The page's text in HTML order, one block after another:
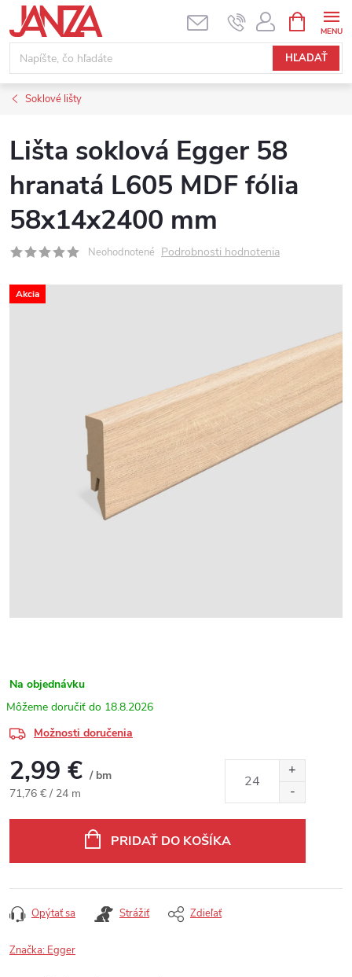
Prejsť na obsah
HĽADAŤ
Soklové lišty
Lišta soklová Egger 58
hranatá L605 MDF fólia
58x14x2400 mm
Neohodnotené Podrobnosti hodnotenia
Akcia
Na objednávku
18.8.2026
Možnosti doručenia
2,99 € / bm
Jednotková cena:
71,76 € / 24 m
PRIDAŤ DO KOŠÍKA
Opýtať sa Strážiť Zdieľať
Značka: Egger